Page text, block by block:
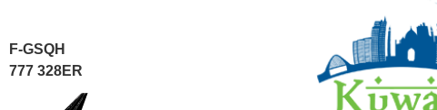
F-GSQH
777 328ER